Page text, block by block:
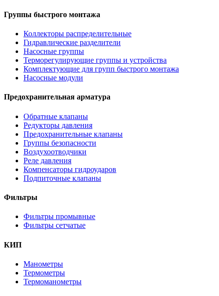
Группы быстрого монтажа
Коллекторы распределительные
Гидравлические разделители
Насосные группы
Терморегулирующие группы и устройства
Комплектующие для групп быстрого монтажа
Насосные модули
Предохранительная арматура
Обратные клапаны
Редукторы давления
Предохранительные клапаны
Группы безопасности
Воздухоотводчики
Реле давления
Компенсаторы гидроударов
Подпиточные клапаны
Фильтры
Фильтры промывные
Фильтры сетчатые
КИП
Манометры
Термометры
Термоманометры